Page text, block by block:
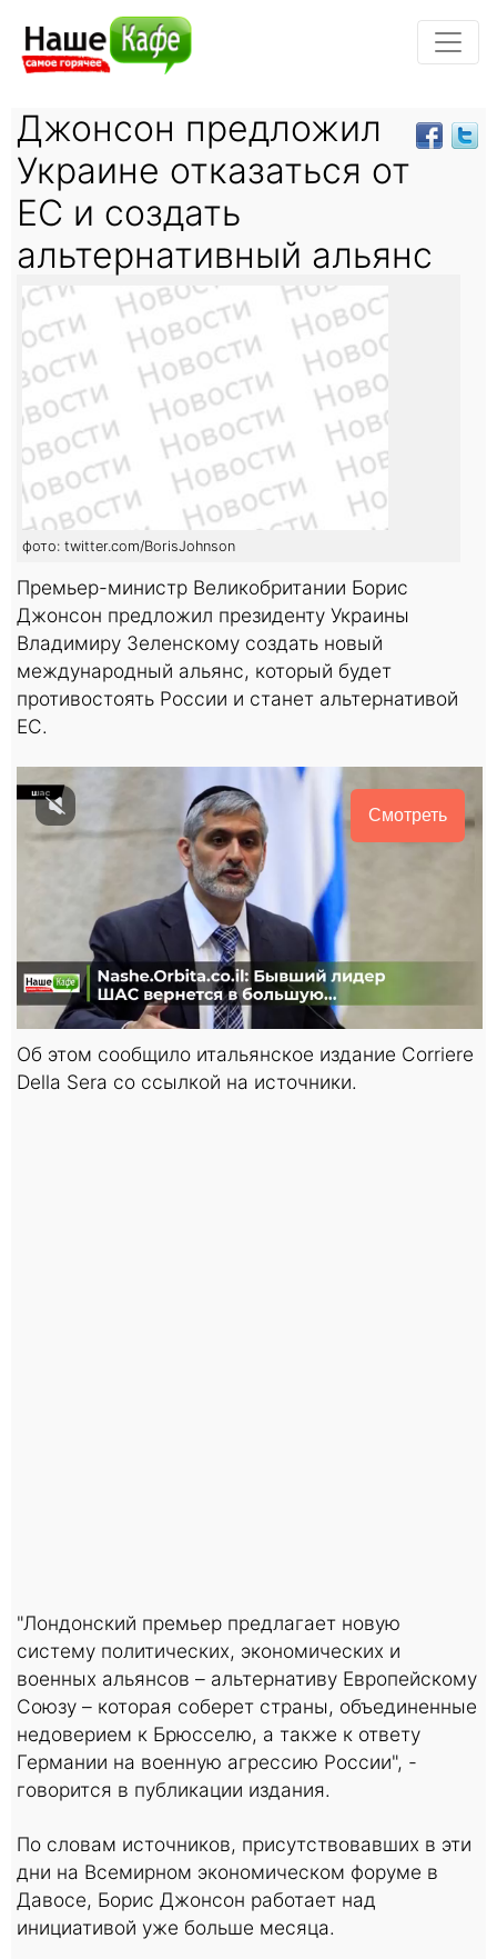
Джонсон предложил
Украине отказаться от
ЕС и создать
альтернативный альянс
фото: twitter.com/BorisJohnson
Премьер-министр Великобритании Борис
Джонсон предложил президенту Украины
Владимиру Зеленскому создать новый
международный альянс, который будет
противостоять России и станет альтернативой
ЕС.
Смотреть
Об этом сообщило итальянское издание Corriere
Della Sera со ссылкой на источники.
"Лондонский премьер предлагает новую
систему политических, экономических и
военных альянсов – альтернативу Европейскому
Союзу – которая соберет страны, объединенные
недоверием к Брюсселю, а также к ответу
Германии на военную агрессию России", -
говорится в публикации издания.
По словам источников, присутствовавших в эти
дни на Всемирном экономическом форуме в
Давосе, Борис Джонсон работает над
инициативой уже больше месяца.